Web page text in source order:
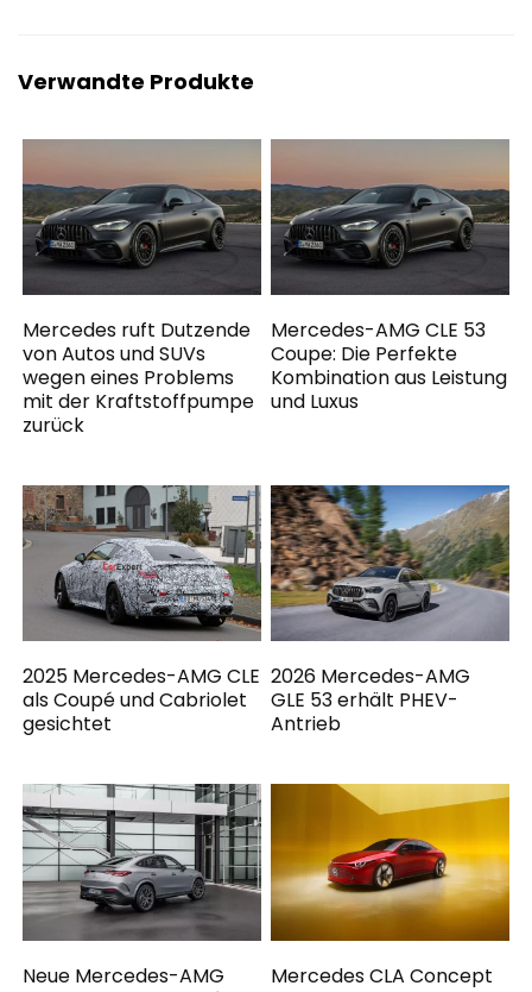
Verwandte Produkte
Mercedes ruft Dutzende
von Autos und SUVs
wegen eines Problems
mit der Kraftstoffpumpe
zurück
Mercedes-AMG CLE 53
Coupe: Die Perfekte
Kombination aus Leistung
und Luxus
2025 Mercedes-AMG CLE
als Coupé und Cabriolet
gesichtet
2026 Mercedes-AMG
GLE 53 erhält PHEV-
Antrieb
Neue Mercedes-AMG
Mercedes CLA Concept